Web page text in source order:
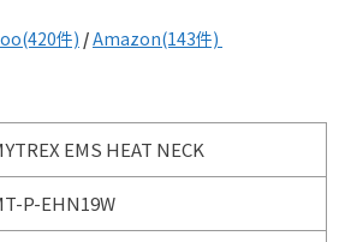
件) /Amazon(143件)
EMS HEAT NECK
P-EHN19W